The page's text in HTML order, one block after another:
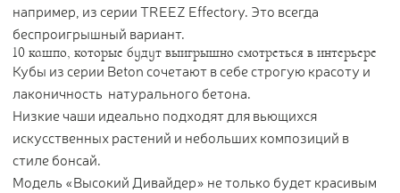
например, из серии TREEZ Effectory. Это всегда
беспроигрышный вариант.
10 кашпо, которые будут выигрышно смотреться в интерьере
Кубы из серии Beton сочетают в себе строгую красоту и
лаконичность натурального бетона.
Низкие чаши идеально подходят для вьющихся
искусственных растений и небольших композиций в
стиле бонсай.
Модель «Высокий Дивайдер» не только будет красивым